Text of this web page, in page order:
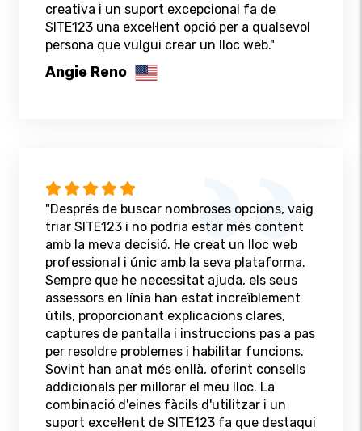
creativa i un suport excepcional fa de
SITE123 una excel·lent opció per a qualsevol
persona que vulgui crear un lloc web."
Angie Reno
"Després de buscar nombroses opcions, vaig
triar SITE123 i no podria estar més content
amb la meva decisió. He creat un lloc web
professional i únic amb la seva plataforma.
Sempre que he necessitat ajuda, els seus
assessors en línia han estat increïblement
útils, proporcionant explicacions clares,
captures de pantalla i instruccions pas a pas
per resoldre problemes i habilitar funcions.
Sovint han anat més enllà, oferint consells
addicionals per millorar el meu lloc. La
combinació d'eines fàcils d'utilitzar i un
suport excel·lent de SITE123 fa que destaqui